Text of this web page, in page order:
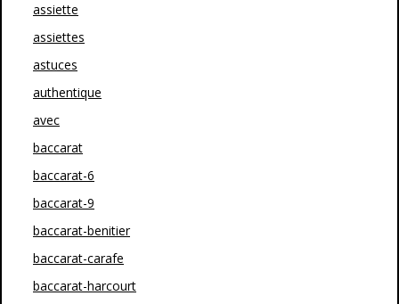
assiette
assiettes
astuces
authentique
avec
baccarat
baccarat-6
baccarat-9
baccarat-benitier
baccarat-carafe
baccarat-harcourt